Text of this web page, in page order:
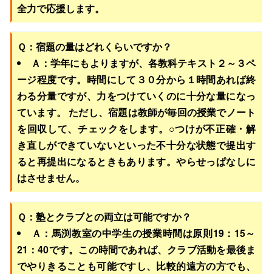
全力で応援します。
Ｑ：宿題の量はどれくらいですか？
Ａ：学年にもよりますが、各教科テキスト２～３ペ
ージ程度です。時間にして３０分から１時間あれば終
わる分量ですが、力をつけていくのに十分な量になっ
ています。 ただし、宿題は教師が毎回の授業でノート
を回収して、チェックをします。○つけが不正確・解
き直しができていないといった不十分な状態で提出す
ると再提出になるときもあります。やらせっぱなしに
はさせません。
Ｑ：塾とクラブとの両立は可能ですか？
Ａ：馬渕教室の中学生の授業時間は原則19：15～
21：40です。この時間であれば、クラブ活動を最後ま
でやりきることも可能ですし、比較的遠方の方でも、